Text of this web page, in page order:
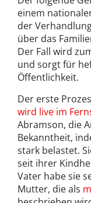
einem
der
über das
Der Fall wird
und sorgt für
Öffentlichkeit.
Der erste
wird live im
Abramson, die
Bekanntheit,
stark belastet.
seit ihrer
Vater habe sie
Mutter, die als